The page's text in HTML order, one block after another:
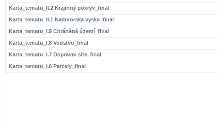
Karta_tematu_II.2 Krajinný pokryv_final
Karta_tematu_II.1 Nadmorska vyska_final
Karta_tematu_I.9 Chráněná území_final
Karta_tematu_I.8 Vodstvo_final
Karta_tematu_I.7 Dopravni site_final
Karta_tematu_I.6 Parcely_final